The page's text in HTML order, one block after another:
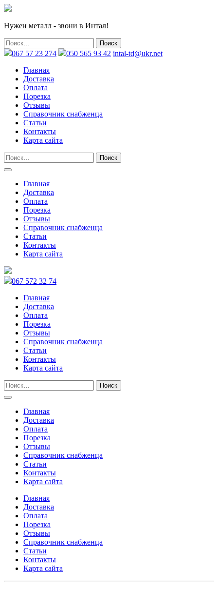
Нужен металл - звони в Интал!
067 57 23 274 050 565 93 42 intal-td@ukr.net
Главная
Доставка
Оплата
Порезка
Отзывы
Справочник снабженца
Статьи
Контакты
Карта сайта
Главная
Доставка
Оплата
Порезка
Отзывы
Справочник снабженца
Статьи
Контакты
Карта сайта
067 572 32 74
Главная
Доставка
Оплата
Порезка
Отзывы
Справочник снабженца
Статьи
Контакты
Карта сайта
Главная
Доставка
Оплата
Порезка
Отзывы
Справочник снабженца
Статьи
Контакты
Карта сайта
Главная
Доставка
Оплата
Порезка
Отзывы
Справочник снабженца
Статьи
Контакты
Карта сайта